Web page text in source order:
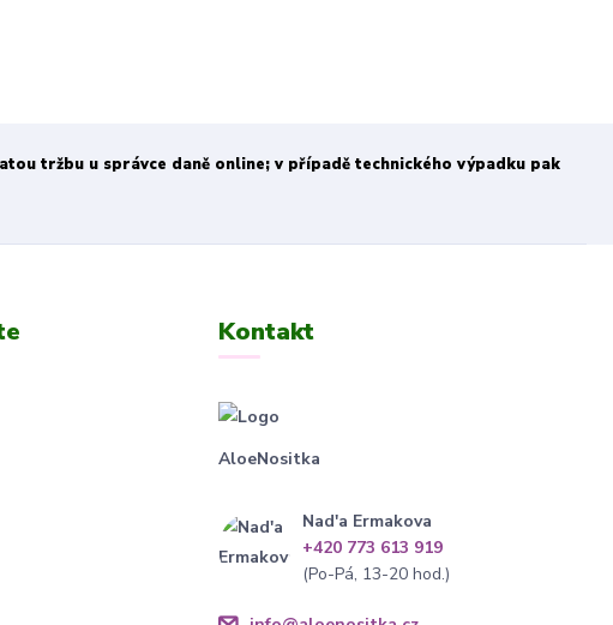
tržbu u správce daně online; v případě technického výpadku pak
Kontakt
AloeNositka
Nad'a Ermakova
+420 773 613 919
(Po-Pá, 13-20 hod.)